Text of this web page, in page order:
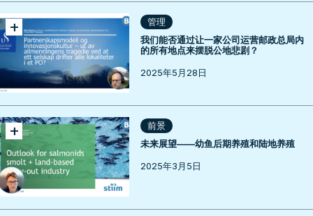
+
管理
我们能否通过让一家公司运营邮政总局内
的所有地点来摆脱公地悲剧？
2025年5月28日
+
前景
未来展望——幼鱼后期养殖和陆地养殖
2025年3月5日